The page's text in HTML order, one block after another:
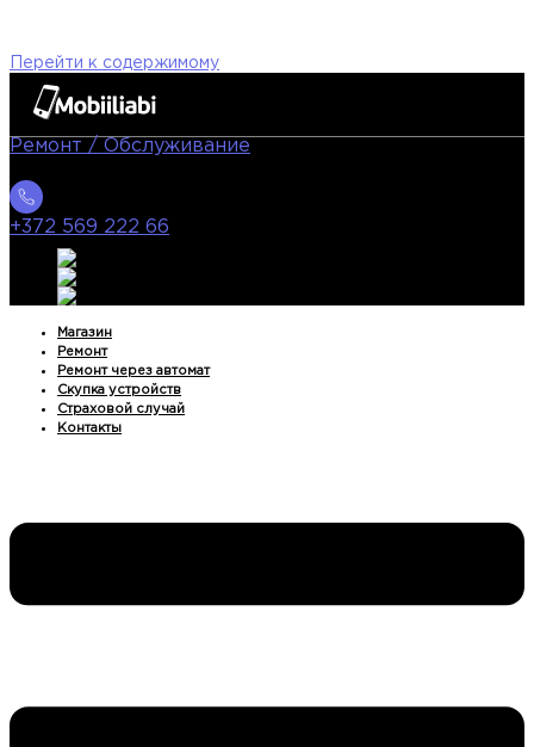
Перейти к содержимому
Ремонт / Oбслуживание
+372 569 222 66
Магазин
Ремонт
Ремонт через автомат
Скупка устройств
Страховой случай
Контакты